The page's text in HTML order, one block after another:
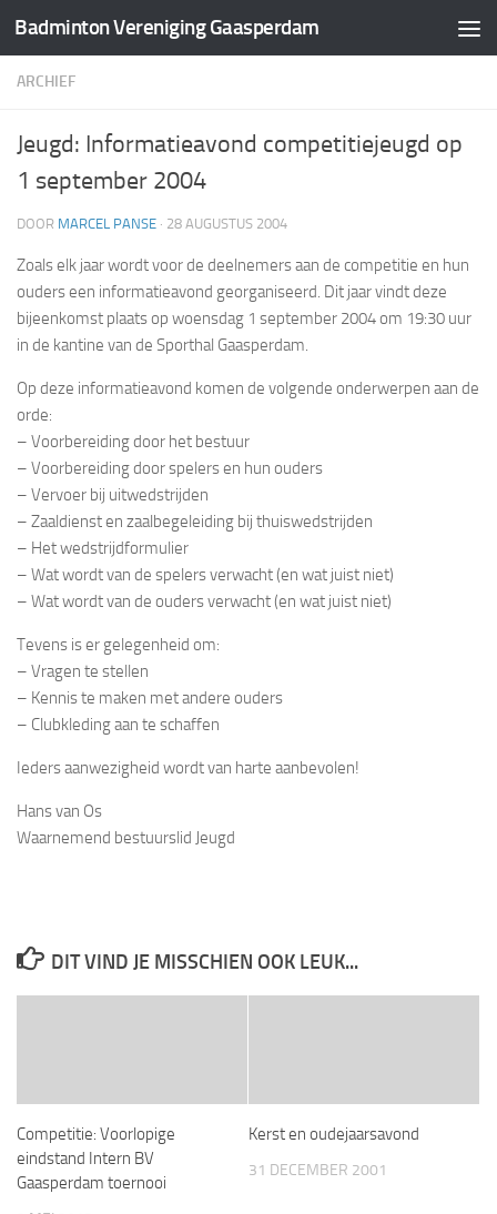
Doorgaan naar inhoud
Badminton Vereniging Gaasperdam
ARCHIEF
Jeugd: Informatieavond competitiejeugd op
1 september 2004
DOOR MARCEL PANSE · 28 AUGUSTUS 2004
Zoals elk jaar wordt voor de deelnemers aan de competitie en hun
ouders een informatieavond georganiseerd. Dit jaar vindt deze
bijeenkomst plaats op woensdag 1 september 2004 om 19:30 uur
in de kantine van de Sporthal Gaasperdam.
Op deze informatieavond komen de volgende onderwerpen aan de
orde:
– Voorbereiding door het bestuur
– Voorbereiding door spelers en hun ouders
– Vervoer bij uitwedstrijden
– Zaaldienst en zaalbegeleiding bij thuiswedstrijden
– Het wedstrijdformulier
– Wat wordt van de spelers verwacht (en wat juist niet)
– Wat wordt van de ouders verwacht (en wat juist niet)
Tevens is er gelegenheid om:
– Vragen te stellen
– Kennis te maken met andere ouders
– Clubkleding aan te schaffen
Ieders aanwezigheid wordt van harte aanbevolen!
Hans van Os
Waarnemend bestuurslid Jeugd
DIT VIND JE MISSCHIEN OOK LEUK...
Competitie: Voorlopige
eindstand Intern BV
Gaasperdam toernooi
Kerst en oudejaarsavond
31 DECEMBER 2001